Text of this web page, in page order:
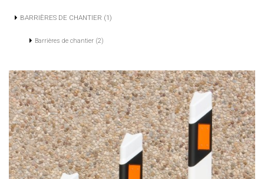
BARRIÈRES DE CHANTIER (1)
Barrières de chantier (2)